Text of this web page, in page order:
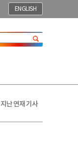
ENGLISH
지난 연재 기사